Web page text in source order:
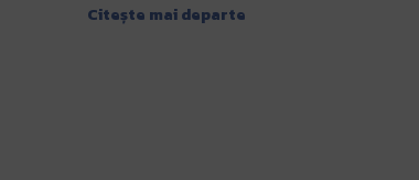
Citește mai departe